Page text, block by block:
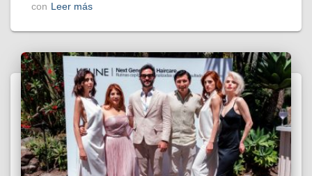
con Leer más